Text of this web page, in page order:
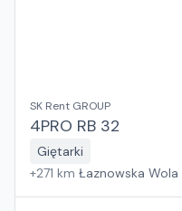
SK Rent GROUP
4PRO RB 32
Giętarki
+271 km Łaznowska Wola